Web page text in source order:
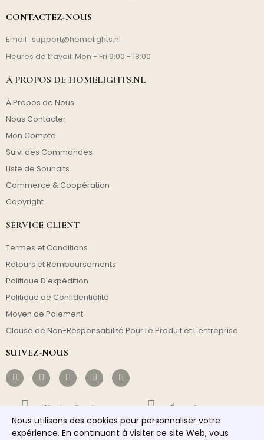
CONTACTEZ-NOUS
Email : support@homelights.nl
Heures de travail: Mon - Fri 9:00 - 18:00
À PROPOS DE HOMELIGHTS.NL
À Propos de Nous
Nous Contacter
Mon Compte
Suivi des Commandes
Liste de Souhaits
Commerce & Coopération
Copyright
SERVICE CLIENT
Termes et Conditions
Retours et Remboursements
Politique D'expédition
Politique de Confidentialité
Moyen de Paiement
Clause de Non-Responsabilité Pour Le Produit et L'entreprise
SUIVEZ-NOUS
Livraison Gratuite Économique
Envoi Rapide Service Responsable
Nous utilisons des cookies pour personnaliser votre
expérience. En continuant à visiter ce site Web, vous